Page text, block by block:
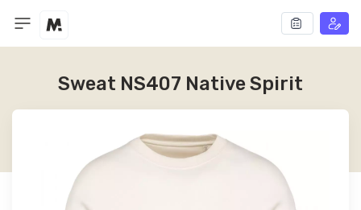
Sweat NS407 Native Spirit